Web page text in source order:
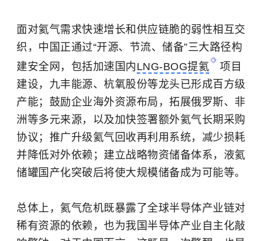
面对氦气需求快速增长和供应链脆的弱性相互交
织，中国正通过“开源、节流、储备”三大路径构
建安全网，包括加速国内LNG-BOG提氦
项目
建设，九丰能源、杭氧股份等龙头已形成百方级
产能；鼓励企业海外资源布局，拓展俄罗斯、非
洲等多元来源，以及加快签署额外氦气长期采购
协议；推广升级氦气回收再利用系统，减少损耗
并降低对外依赖；建立战略物资储备体系，液氦
储罐国产化突破后将使大规模储备成为可能等。
总体上，氦气危机既暴露了全球半导体产业链对
稀有资源的依赖，也为我国半导体产业自主化敲